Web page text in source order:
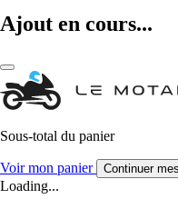
Ajout en cours...
Sous-total du panier
Voir mon panier Continuer
Loading...